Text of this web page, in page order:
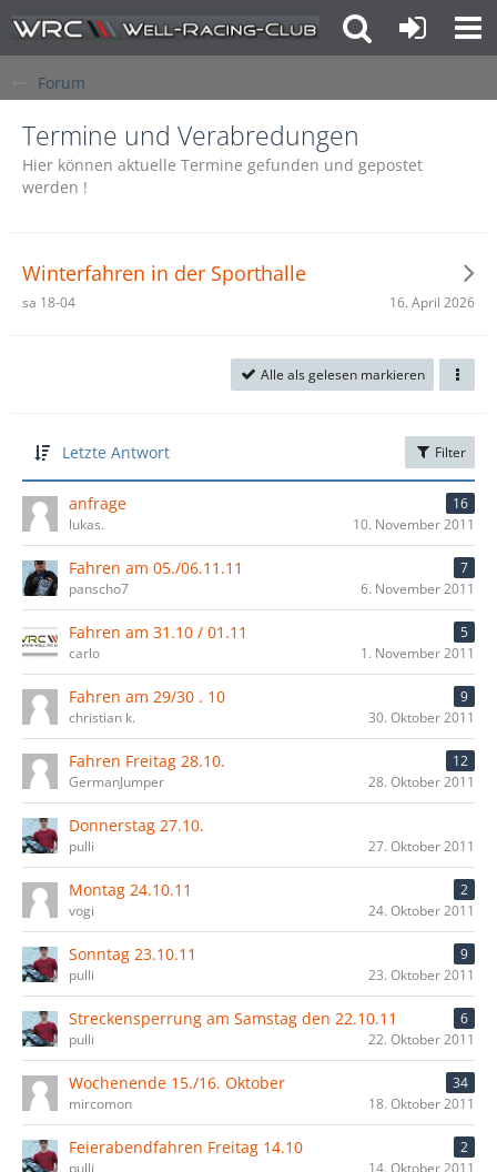
Forum
Termine und Verabredungen
Hier können aktuelle Termine gefunden und gepostet
werden !
Winterfahren in der Sporthalle
sa 18-04 16. April 2026
Alle als gelesen markieren
Letzte Antwort Filter
anfrage
16
lukas.
10. November 2011
Fahren am 05./06.11.11
7
panscho7
6. November 2011
Fahren am 31.10 / 01.11
5
carlo
1. November 2011
Fahren am 29/30 . 10
9
christian k.
30. Oktober 2011
Fahren Freitag 28.10.
12
GermanJumper
28. Oktober 2011
Donnerstag 27.10.
pulli 27. Oktober 2011
Montag 24.10.11
2
vogi
24. Oktober 2011
Sonntag 23.10.11
9
pulli
23. Oktober 2011
Streckensperrung am Samstag den 22.10.11
6
pulli
22. Oktober 2011
Wochenende 15./16. Oktober
34
mircomon
18. Oktober 2011
Feierabendfahren Freitag 14.10
2
pulli
14. Oktober 2011